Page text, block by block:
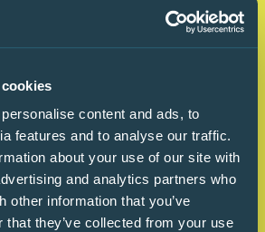
content and ads, to
features and to analyse our traffic.
about your use of our site with
and analytics partners who
other information that you’ve
that they’ve collected from your use
tulossa käyttämään Opeportaalia
kertaa
Olen käyttänyt Opeportaalia
ennenkin